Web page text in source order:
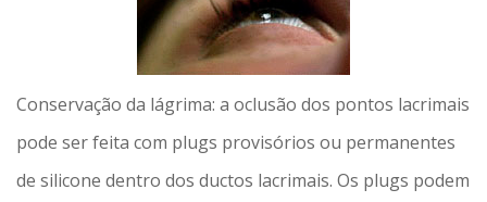
Conservação da lágrima: a oclusão dos pontos lacrimais
pode ser feita com plugs provisórios ou permanentes
de silicone dentro dos ductos lacrimais. Os plugs podem